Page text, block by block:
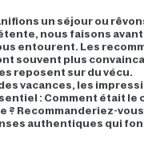
un séjour ou
nous faisons
entourent. Les
souvent plus
reposent sur du vécu.
vacances, les
: Comment était le
? Recommanderiez-
authentiques qui